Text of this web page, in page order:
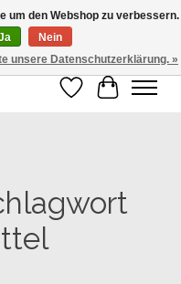
- 02191/5991535 -
Wunschzettel
Ihr
um den Webshop zu verbessern.
Nein
unsere Datenschutzerklärung. »